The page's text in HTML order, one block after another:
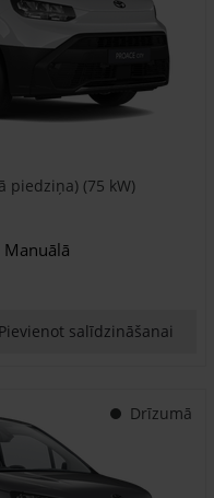
piedziņa) (75 kW)
Manuālā
Pievienot salīdzināšanai
Drīzumā